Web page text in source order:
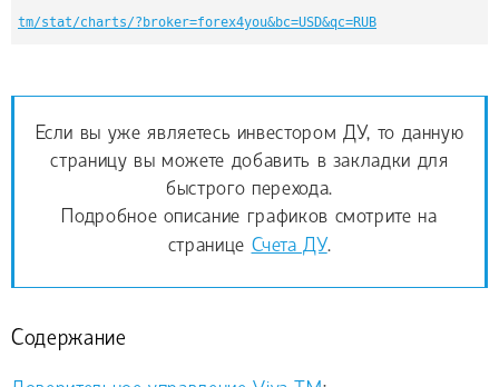
tm/stat/charts/?broker=forex4you&bc=USD&qc=RUB
Если вы уже являетесь инвестором ДУ, то данную
страницу вы можете добавить в закладки для
быстрого перехода.
Подробное описание графиков смотрите на
странице Счета ДУ.
Содержание